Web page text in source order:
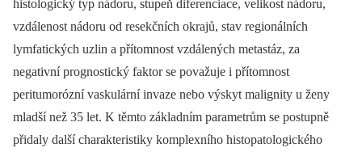
histologický typ nádoru, stupeň diferenciace, velikost nádoru,
vzdálenost nádoru od resekčních okrajů, stav regionálních
lymfatických uzlin a přítomnost vzdálených metastáz, za
negativní prognostický faktor se považuje i přítomnost
peritumorózní vaskulární invaze nebo výskyt malignity u ženy
mladší než 35 let. K těmto základním parametrům se postupně
přidaly další charakteristiky komplexního histopatologického